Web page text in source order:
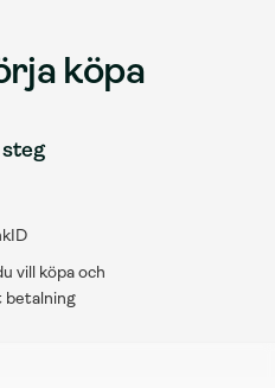
köpa
steg
vill köpa och
betalning